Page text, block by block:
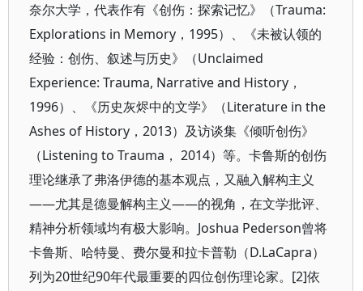
奈尔大学，代表作有《创伤：探索记忆》（Trauma:
Explorations in Memory，1995）、《未被认领的
经验：创伤、叙述与历史》（Unclaimed
Experience: Trauma, Narrative and History，
1996）、《历史灰烬中的文学》（Literature in the
Ashes of History，2013）及访谈集《倾听创伤》
（Listening to Trauma， 2014）等。卡鲁斯的创伤
理论继承了弗洛伊德的基本观点，又融入解构主义
——尤其是德曼解构主义——的视角，在文学批评、
精神分析领域均有极大影响。Joshua Pederson曾将
卡鲁斯、哈特曼、费尔曼和拉卡普勒（D.LaCapra）
列为20世纪90年代最重要的四位创伤理论家。[2]依